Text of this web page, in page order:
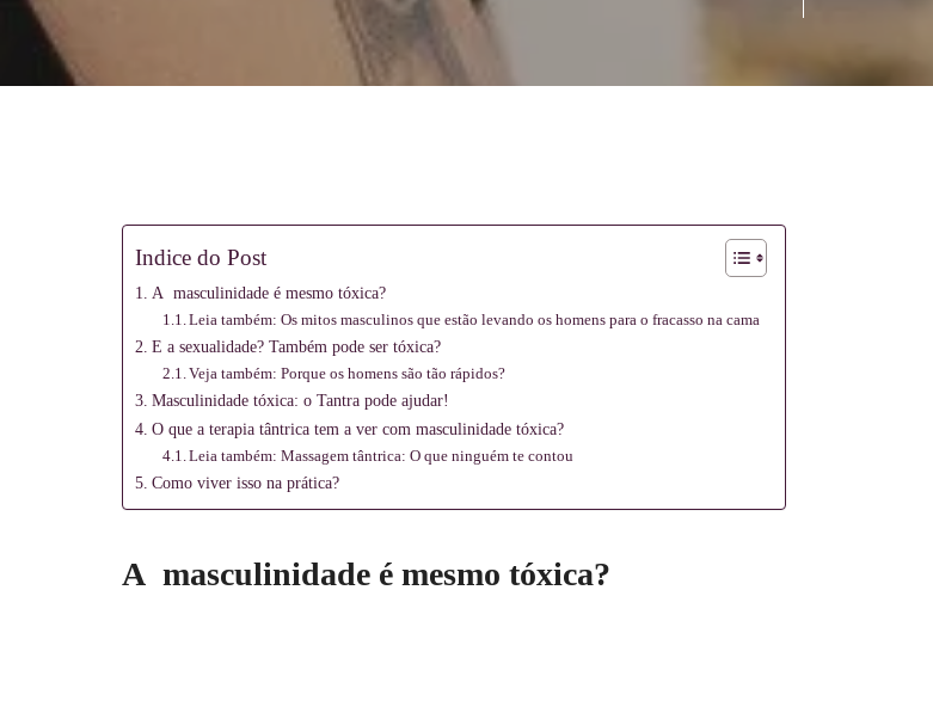
Indice do Post
A masculinidade é mesmo tóxica?
Leia também: Os mitos masculinos que estão levando os homens para o fracasso na cama
E a sexualidade? Também pode ser tóxica?
Veja também: Porque os homens são tão rápidos?
Masculinidade tóxica: o Tantra pode ajudar!
O que a terapia tântrica tem a ver com masculinidade tóxica?
Leia também: Massagem tântrica: O que ninguém te contou
Como viver isso na prática?
A masculinidade é mesmo tóxica?